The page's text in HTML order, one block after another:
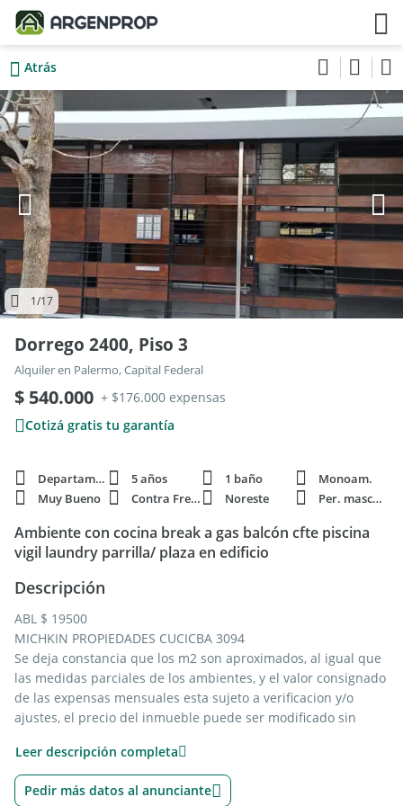
Atrás
1/17
Dorrego 2400, Piso 3
Alquiler en Palermo, Capital Federal
$ 540.000 + $176.000 expensas
Cotizá gratis tu garantía
Departamento 5 años 1 baño
Monoam.
Muy Bueno
Contra Frente Noreste Per. mascota
Ambiente con cocina break a gas balcón cfte piscina
vigil laundry parrilla/ plaza en edificio
Descripción
ABL $ 19500
MICHKIN PROPIEDADES CUCICBA 3094
Se deja constancia que los m2 son aproximados, al igual que
las medidas parciales de los ambientes, y el valor consignado
de las expensas mensuales esta sujeto a verificacion y/o
ajustes, el precio del inmueble puede ser modificado sin
publicadas estan sujetas a disponibilidad. JORGE MICHKIN
PROPIEDADES actua solamente en carácter de
comercializadora de los inmuebles ofrecidos.Inmueble no
Leer descripción completa
Pedir más datos al anunciante